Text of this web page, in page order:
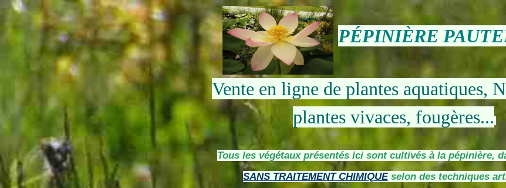
PÉPINIÈRE
Vente en ligne de plantes aquatiques,
plantes vivaces, fougères...
Tous les végétaux présentés ici sont cultivés à la pépinière,
SANS TRAITEMENT CHIMIQUEselon des techniques